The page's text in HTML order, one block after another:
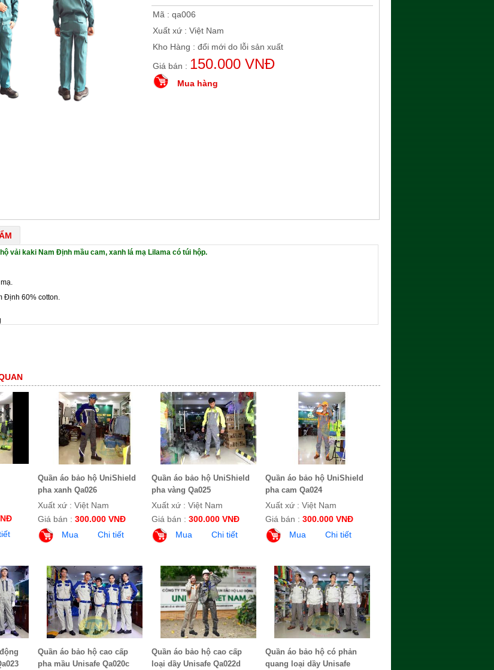
Mã : qa006
Xuất xứ : Việt Nam
Kho Hàng : đổi mới do lỗi sản xuất
Giá bán : 150.000 VNĐ
Mua hàng
vải kaki Nam Định mầu cam, xanh lá mạ Lilama có túi hộp.
Định 60% cotton.
Quần áo bảo hộ UniShield
pha xanh Qa026
Xuất xứ : Việt Nam
Giá bán : 300.000 VNĐ
Mua
Chi tiết
Quần áo bảo hộ UniShield
pha vàng Qa025
Xuất xứ : Việt Nam
Giá bán : 300.000 VNĐ
Mua
Chi tiết
Quần áo bảo hộ UniShield
pha cam Qa024
Xuất xứ : Việt Nam
Giá bán : 300.000 VNĐ
Mua
Chi tiết
Quần áo bảo hộ cao cấp
pha mầu Unisafe Qa020c
Quần áo bảo hộ cao cấp
loại dầy Unisafe Qa022d
Quần áo bảo hộ có phản
quang loại dầy Unisafe